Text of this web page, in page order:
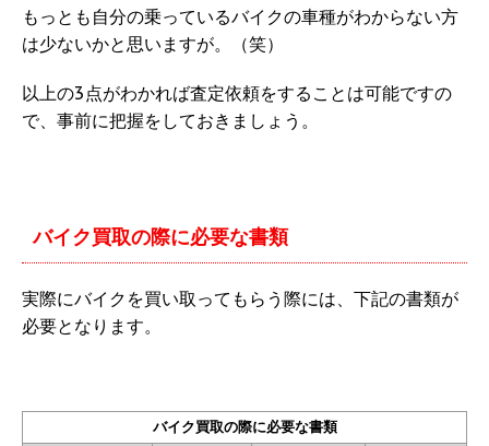
もっとも自分の乗っているバイクの車種がわからない方
は少ないかと思いますが。（笑）
以上の3点がわかれば査定依頼をすることは可能ですの
で、事前に把握をしておきましょう。
バイク買取の際に必要な書類
実際にバイクを買い取ってもらう際には、下記の書類が
必要となります。
バイク買取の際に必要な書類